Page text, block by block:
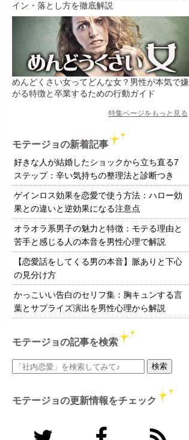
イン・落とし方を徹底解説
めんどくさい女ってどんな女？男性が本気で嫌
がる特徴と卒業するための行動ガイド
特集ページをもっと見る
モテージョの新着記事
好きな人が結婚したショックから立ち直る7
ステップ：辛い気持ちの整理法と診断つき
ゲインロス効果を恋愛で使う方法：ハロー効
果との違いと逆効果になる注意点
オラオラ系男子の魅力と特徴：モテる理由と
苦手と感じる人の本音を男性心理で解説
【恋愛話をしてくる男の本音】脈ありと下心
の見分け方
かっこいい告白のセリフ集：胸キュンする言
葉とサプライズ演出を男性心理から解説
モテージョの記事を検索
モテージョの更新情報をチェック